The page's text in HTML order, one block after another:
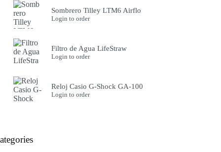
Sombrero Tilley LTM6 Airflo
Login to order
Filtro de Agua LifeStraw
Login to order
Reloj Casio G-Shock GA-100
Login to order